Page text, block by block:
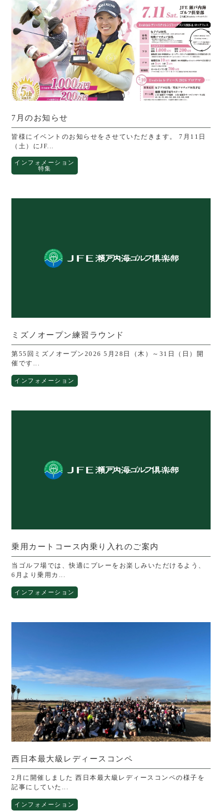
7月のお知らせ
皆様にイベントのお知らせをさせていただきます。 7月11日
（土）にJF...
インフォメーション
特集
ミズノオープン練習ラウンド
第55回ミズノオープン2026 5月28日（木）～31日（日）開
催です...
インフォメーション
乗用カートコース内乗り入れのご案内
当ゴルフ場では、快適にプレーをお楽しみいただけるよう、
6月より乗用カ...
インフォメーション
西日本最大級レディースコンペ
2月に開催しました 西日本最大級レディースコンペの様子を
記事にしていた...
インフォメーション